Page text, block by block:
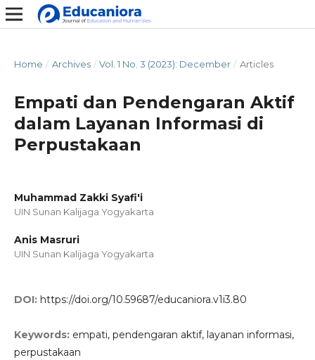
Home / Archives / Vol. 1 No. 3 (2023): December / Articles
Empati dan Pendengaran Aktif
dalam Layanan Informasi di
Perpustakaan
Muhammad Zakki Syafi'i
UIN Sunan Kalijaga Yogyakarta
Anis Masruri
UIN Sunan Kalijaga Yogyakarta
DOI: https://doi.org/10.59687/educaniora.v1i3.80
Keywords: empati, pendengaran aktif, layanan informasi,
perpustakaan